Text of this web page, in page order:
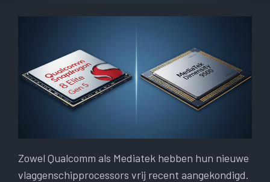
Zowel Qualcomm als Mediatek hebben hun nieuwe
vlaggenschipprocessors vrij recent aangekondigd.